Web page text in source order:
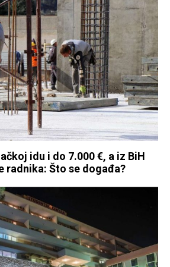
idu i do 7.000 €, a iz BiH
radnika: Što se događa?